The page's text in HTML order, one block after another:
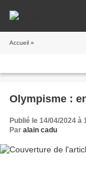
Accueil »
Olympisme :
Publié le 14/04/2024 à
Par alain cadu